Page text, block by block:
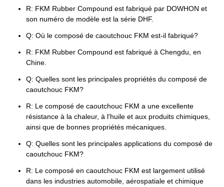
R: FKM Rubber Compound est fabriqué par DOWHON et
son numéro de modèle est la série DHF.
Q: Où le composé de caoutchouc FKM est-il fabriqué?
R: FKM Rubber Compound est fabriqué à Chengdu, en
Chine.
Q: Quelles sont les principales propriétés du composé de
caoutchouc FKM?
R: Le composé de caoutchouc FKM a une excellente
résistance à la chaleur, à l'huile et aux produits chimiques,
ainsi que de bonnes propriétés mécaniques.
Q: Quelles sont les principales applications du composé de
caoutchouc FKM?
R: Le composé en caoutchouc FKM est largement utilisé
dans les industries automobile, aérospatiale et chimique